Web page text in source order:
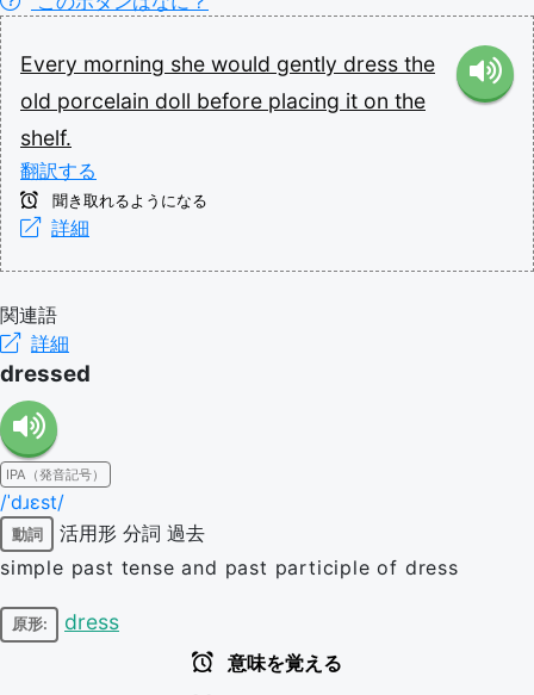
Every morning she would gently dress the
old porcelain doll before placing it on the
shelf.
翻訳する
聞き取れるようになる
詳細
関連語
詳細
dressed
IPA（発音記号）
/ˈdɹɛst/
動詞 活用形 分詞 過去
simple past tense and past participle of dress
原形: dress
意味を覚える